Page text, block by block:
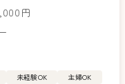
円
未経験OK
主婦OK